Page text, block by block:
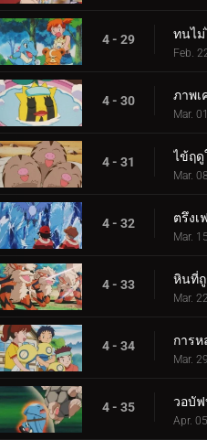
4 - 29 ทนไม่
Feb.
4 - 30 ภาพเ
Mar.
4 - 31 ไข้ฤดู
Mar.
4 - 32 ตรึงเ
Mar.
4 - 33 หินที่
Mar.
4 - 34 การห
Mar.
4 - 35 วอบัฟ
Apr.